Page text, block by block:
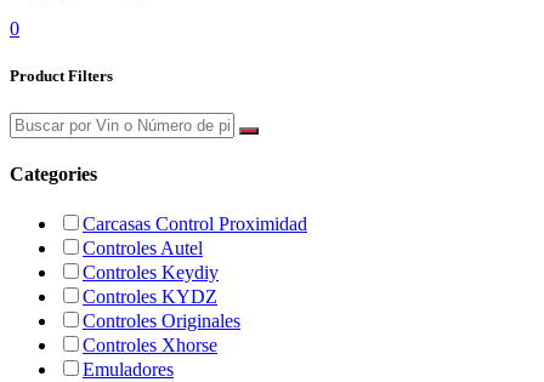
0
Product Filters
Categories
Carcasas Control Proximidad
Controles Autel
Controles Keydiy
Controles KYDZ
Controles Originales
Controles Xhorse
Emuladores